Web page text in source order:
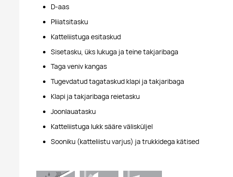
D-aas
Pliiatsitasku
Katteliistuga esitaskud
Sisetasku, üks lukuga ja teine takjaribaga
Taga veniv kangas
Tugevdatud tagataskud klapi ja takjaribaga
Klapi ja takjaribaga reietasku
Joonlauatasku
Katteliistuga lukk sääre välisküljel
Sooniku (katteliistu varjus) ja trukkidega kätised